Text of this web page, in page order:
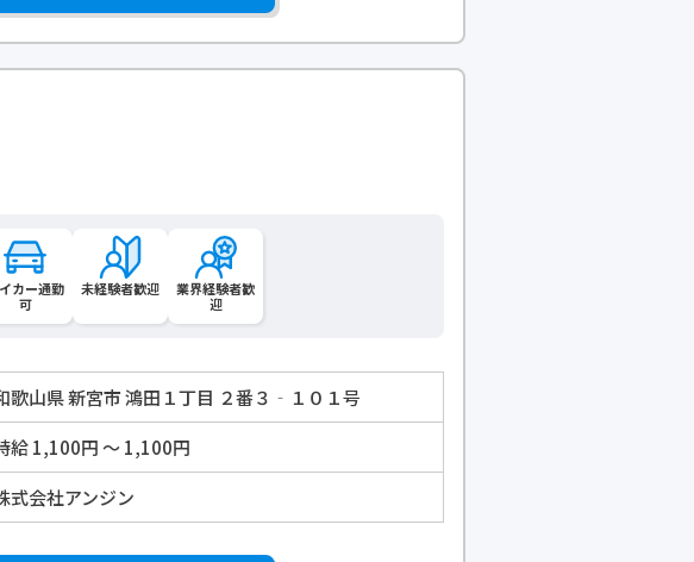
カー通勤
可
未経験者歓迎
業界経験者歓
迎
歌山県 新宮市 鴻田１丁目 ２番３‐１０１号
給 1,100円 〜 1,100円
式会社アンジン